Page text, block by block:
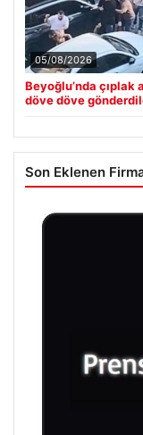
05/08/2026
Beyoğlu’nda
döve döve
Son Eklenen